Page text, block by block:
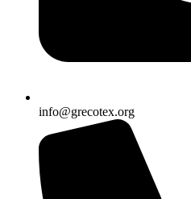
info@grecotex.org